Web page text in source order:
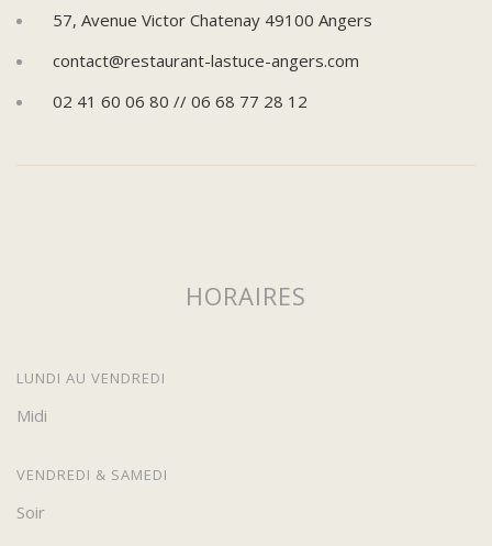
57, Avenue Victor Chatenay 49100 Angers
contact@restaurant-lastuce-angers.com
02 41 60 06 80 // 06 68 77 28 12
HORAIRES
LUNDI AU VENDREDI
Midi
VENDREDI & SAMEDI
Soir